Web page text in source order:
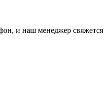
и наш менеджер свяжется